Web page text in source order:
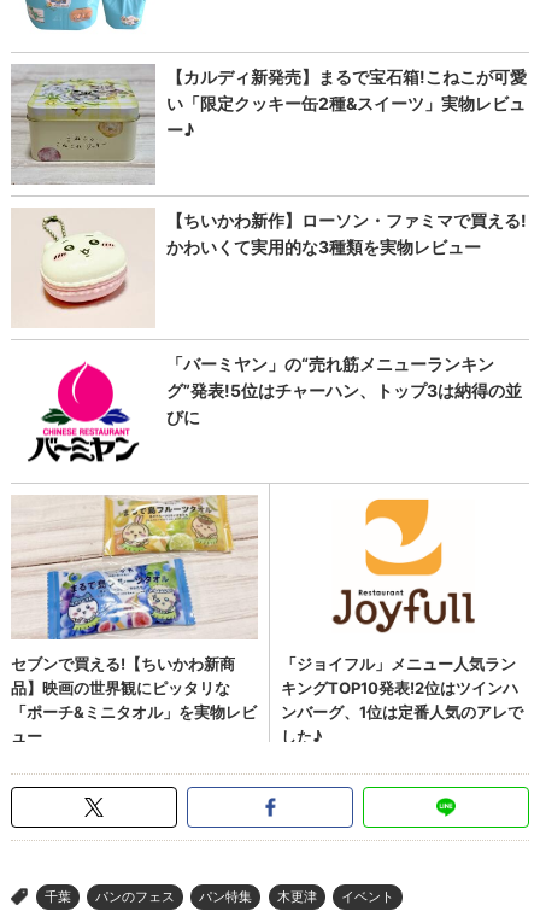
> 千葉 パンのフェス パン特集 木更津 イベント